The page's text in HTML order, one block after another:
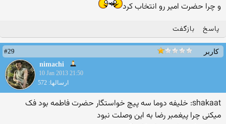
و چرا حضرت امیر رو انتخاب کرد
پاسخ بازگفت
کاربر
#29
nimachi
10 Jan 2013 21:50
ارسالها: 572
shakaat: خلیفه دوما سه پیچ خواستگار حضرت فاطمه بود فک
میکنی چرا پیغمبر رضا به این وصلت نبود